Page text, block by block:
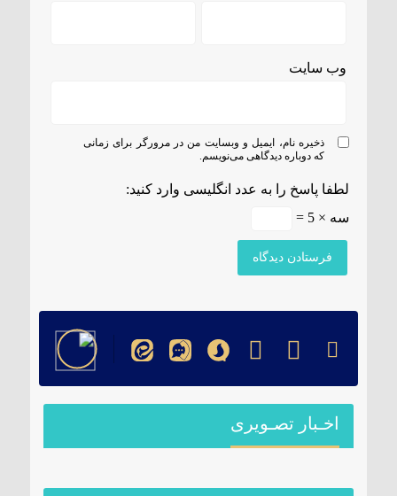
وب‌ سایت
ذخیره نام، ایمیل و وبسایت من در مرورگر برای زمانی
که دوباره دیدگاهی می‌نویسم.
لطفا پاسخ را به عدد انگلیسی وارد کنید:
سه × 5 =
اخـبار تصـویری